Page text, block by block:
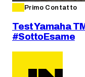
Primo Contatto
Test Yamaha
#SottoEsame